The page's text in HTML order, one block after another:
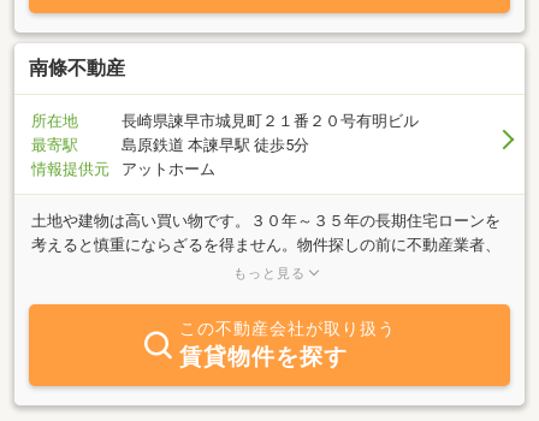
南條不動産
所在地
長崎県諫早市城見町２１番２０号有明ビル
最寄駅
島原鉄道 本諫早駅 徒歩5分
情報提供元
アットホーム
土地や建物は高い買い物です。３０年～３５年の長期住宅ローンを
考えると慎重にならざるを得ません。物件探しの前に不動産業者、
建築業者選びも重要となります。いい業者選びのポイント、話を良
もっと見る
この不動産会社が取り扱う
賃貸物件を探す